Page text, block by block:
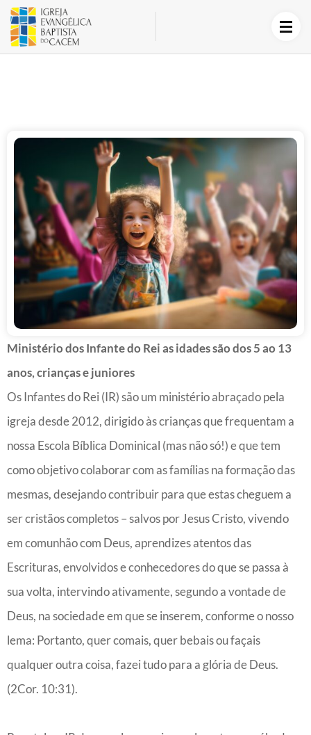
Ministério dos Infante do Rei as idades são dos 5 ao 13
anos, crianças e juniores
Os Infantes do Rei (IR) são um ministério abraçado pela
igreja desde 2012, dirigido às crianças que frequentam a
nossa Escola Bíblica Dominical (mas não só!) e que tem
como objetivo colaborar com as famílias na formação das
mesmas, desejando contribuir para que estas cheguem a
ser cristãos completos – salvos por Jesus Cristo, vivendo
em comunhão com Deus, aprendizes atentos das
Escrituras, envolvidos e conhecedores do que se passa à
sua volta, intervindo ativamente, segundo a vontade de
Deus, na sociedade em que se inserem, conforme o nosso
lema: Portanto, quer comais, quer bebais ou façais
qualquer outra coisa, fazei tudo para a glória de Deus.
(2Cor. 10:31).